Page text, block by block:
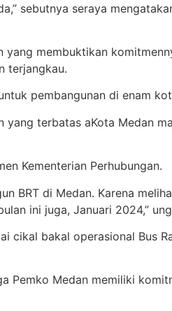
sebutnya seraya
membuktikan
terjangkau.
pembangunan di enam
yang terbatas aKota Medan
Kementerian Perhubungan.
BRT di Medan. Karena
ini juga, Januari 2024,”
cikal bakal operasional Bus
Pemko Medan memiliki